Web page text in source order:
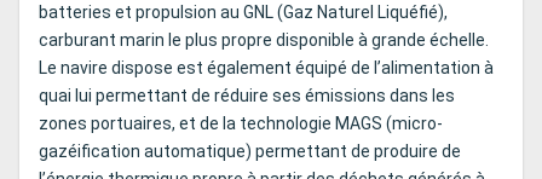
batteries et propulsion au GNL (Gaz Naturel Liquéfié),
carburant marin le plus propre disponible à grande échelle.
Le navire dispose est également équipé de l’alimentation à
quai lui permettant de réduire ses émissions dans les
zones portuaires, et de la technologie MAGS (micro-
gazéification automatique) permettant de produire de